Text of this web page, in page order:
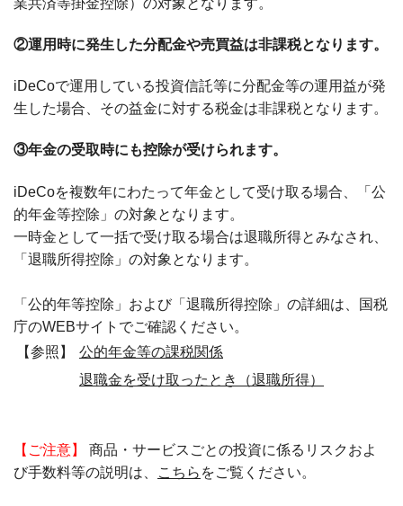
②運用時に発生した分配金や売買益は非課税となります。
iDeCoで運用している投資信託等に分配金等の運用益が発
生した場合、その益金に対する税金は非課税となります。
③年金の受取時にも控除が受けられます。
iDeCoを複数年にわたって年金として受け取る場合、「公
的年金等控除」の対象となります。
一時金として一括で受け取る場合は退職所得とみなされ、
「退職所得控除」の対象となります。
「公的年等控除」および「退職所得控除」の詳細は、国税
庁のWEBサイトでご確認ください。
【参照】
公的年金等の課税関係
退職金を受け取ったとき（退職所得）
【ご注意】
商品・サービスごとの投資に係るリスクおよ
び手数料等の説明は、
こちら をご覧ください。